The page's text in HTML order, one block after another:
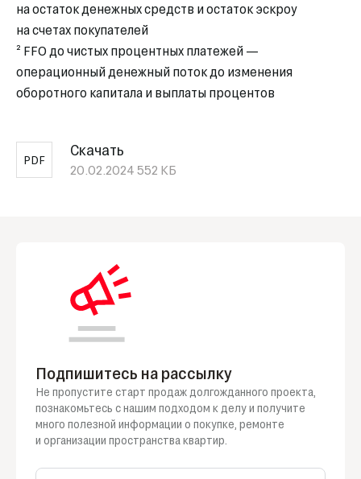
на остаток денежных средств и остаток эскроу
на счетах покупателей
² FFO до чистых процентных платежей —
операционный денежный поток до изменения
оборотного капитала и выплаты процентов
PDF
Скачать
20.02.2024 552 КБ
Подпишитесь на рассылку
Не пропустите старт продаж долгожданного проекта,
познакомьтесь с нашим подходом к делуи получите
много полезной информации о покупке , ремонте
и организации пространства квартир.